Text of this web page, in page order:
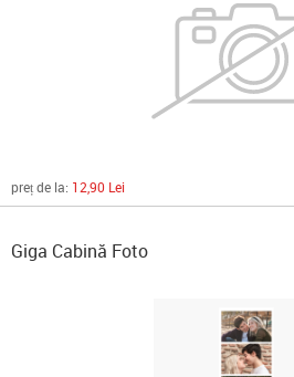
preț de la: 12,90 Lei
Giga Cabină Foto